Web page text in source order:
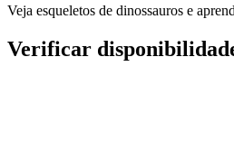
Veja esqueletos de dinossauros e
Verificar